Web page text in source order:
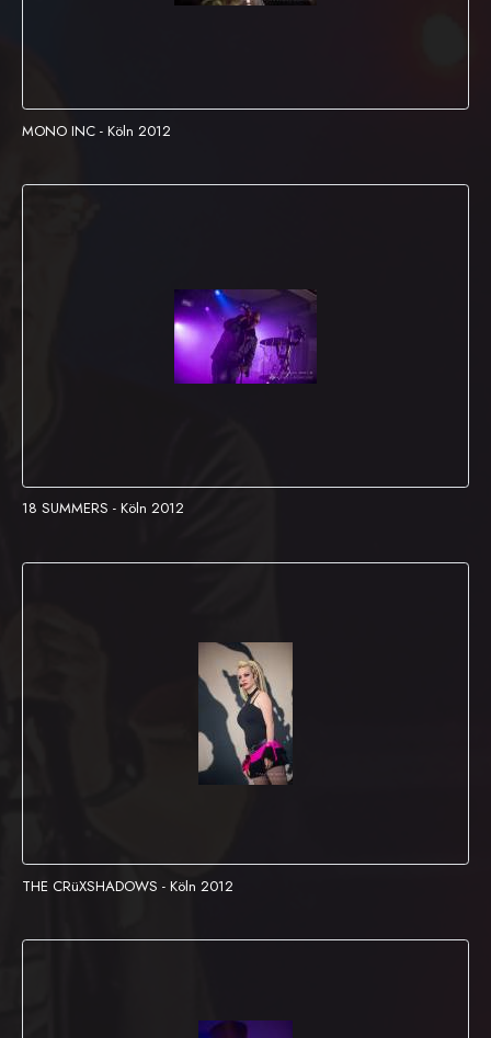
MONO INC - Köln 2012
18 SUMMERS - Köln 2012
THE CRüXSHADOWS - Köln 2012